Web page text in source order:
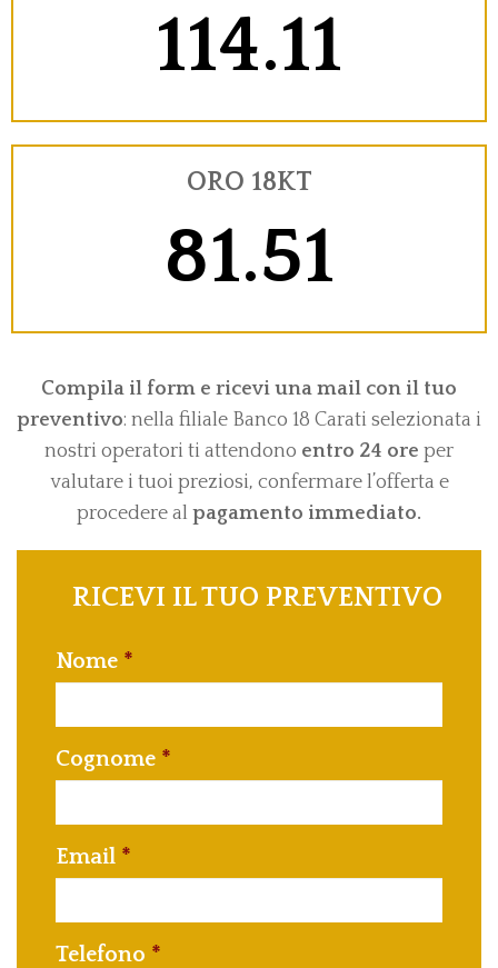
114.11
ORO 18KT
81.51
Compila il form e ricevi una mail con il tuo
preventivo: nella filiale Banco 18 Carati selezionata i
nostri operatori ti attendono entro 24 ore per
valutare i tuoi preziosi, confermare l’offerta e
procedere al pagamento immediato.
RICEVI IL TUO PREVENTIVO
Nome
Cognome
Email
Telefono